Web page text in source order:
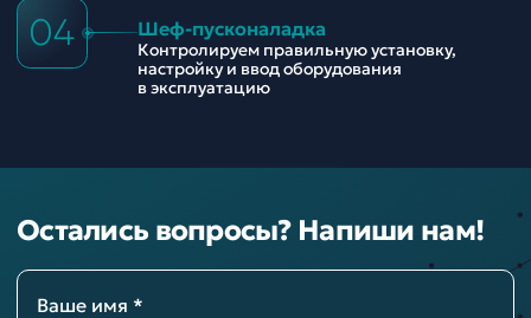
04 Шеф-пусконаладка
Контролируем правильную установку,
настройку и ввод оборудования
в эксплуатацию
Остались вопросы? Напиши нам!
Ваше имя *